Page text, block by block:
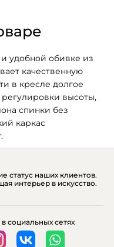
удобной обивке из
качественную
в кресле долгое
высоты,
спинки без
каркас
наших клиентов.
интерьер в искусство.
социальных сетях